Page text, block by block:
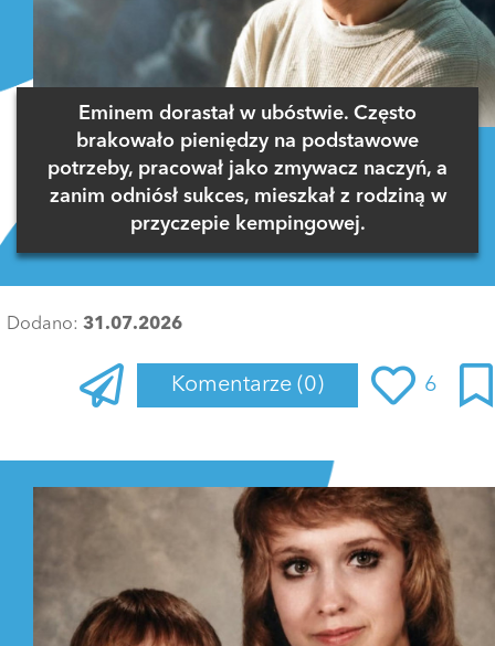
Eminem dorastał w ubóstwie. Często
brakowało pieniędzy na podstawowe
potrzeby, pracował jako zmywacz naczyń, a
zanim odniósł sukces, mieszkał z rodziną w
przyczepie kempingowej.
Dodano: 31.07.2026
Komentarze (0) 6